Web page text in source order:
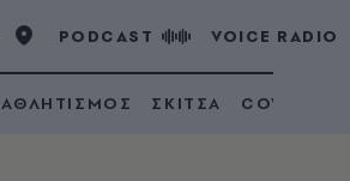
PODCAST VOICE RADIO
ΑΘΛΗΤΙΣΜΟΣ ΣΚΙΤΣΑ COVID 19